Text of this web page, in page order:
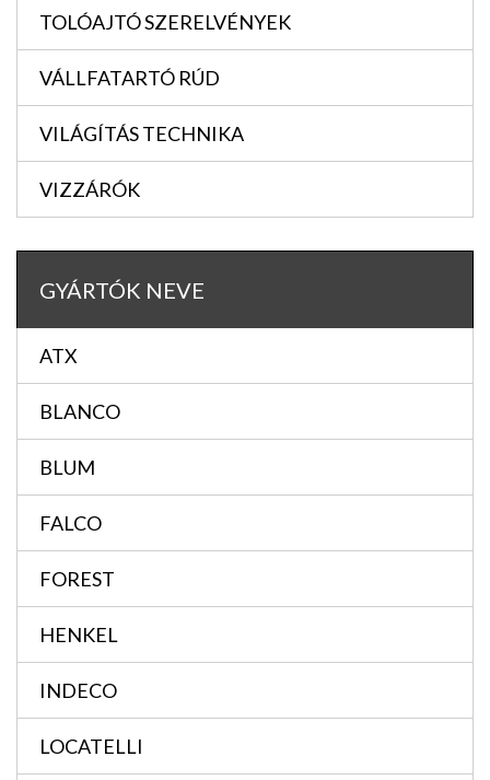
TOLÓAJTÓ SZERELVÉNYEK
VÁLLFATARTÓ RÚD
VILÁGÍTÁS TECHNIKA
VIZZÁRÓK
GYÁRTÓK NEVE
ATX
BLANCO
BLUM
FALCO
FOREST
HENKEL
INDECO
LOCATELLI